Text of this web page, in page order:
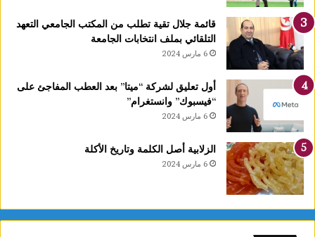
قائمة جلال تقية تطلب من المكتب الجامعي التعهد
التلقائي بملف انتخابات الجامعة
6 مارس 2024
أول تعليق لشركة “ميتا” بعد العطب المفاجئ على
“فيسبوك” وانستغرام”
6 مارس 2024
الزلابية أصل الكلمة وتاريخ الأكلة
6 مارس 2024